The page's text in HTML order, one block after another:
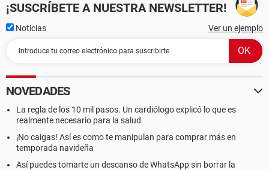
¡SUSCRÍBETE A NUESTRA NEWSLETTER!
Noticias Ver un ejemplo
NOVEDADES
La regla de los 10 mil pasos. Un cardiólogo explicó lo que es
realmente necesario para la salud
¡No caigas! Así es como te manipulan para comprar más en
temporada navideña
Así puedes tomarte un descanso de WhatsApp sin borrar la